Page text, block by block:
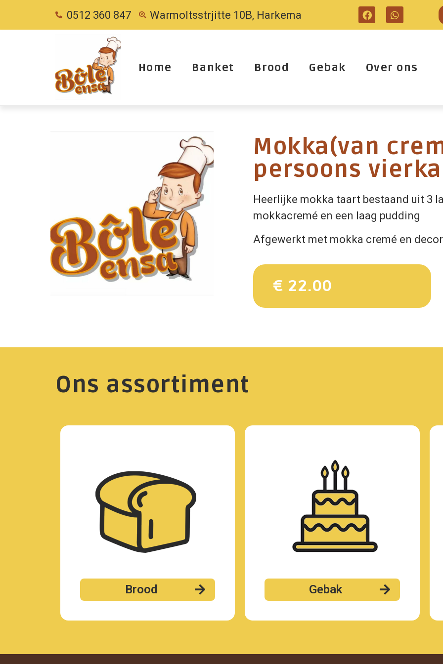
0512 360 847 Warmoltsstrjitte 10B, Harkema
Home Banket Brood Gebak Over ons
Mokka(van
persoons
Heerlijke mokka taart bestaand uit 3
mokkacremé en een laag pudding
Afgewerkt met mokka cremé en
€ 22.00
Ons assortiment
Brood Gebak